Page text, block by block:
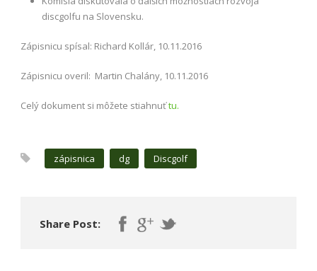
discgolfu na Slovensku.
Zápisnicu spísal: Richard Kollár, 10.11.2016
Zápisnicu overil: Martin Chalány, 10.11.2016
Celý dokument si môžete stiahnuťtu.
zápisnica dg Discgolf
Share Post: